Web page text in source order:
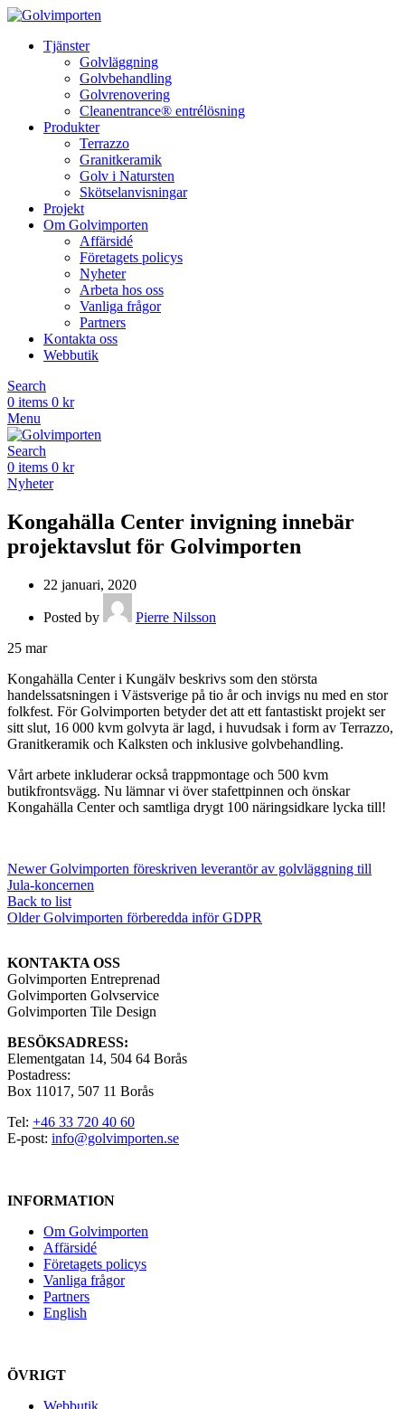
Tjänster
Golvläggning
Golvbehandling
Golvrenovering
Cleanentrance® entrélösning
Produkter
Terrazzo
Granitkeramik
Golv i Natursten
Skötselanvisningar
Projekt
Om Golvimporten
Affärsidé
Företagets policys
Nyheter
Arbeta hos oss
Vanliga frågor
Partners
Kontakta oss
Webbutik
Search
0 items 0 kr
Menu
Search
0 items 0 kr
Nyheter
Kongahälla Center invigning innebär
projektavslut för Golvimporten
22 januari, 2020
Posted by
Pierre Nilsson
25 mar
Kongahälla Center i Kungälv beskrivs som den största
handelssatsningen i Västsverige på tio år och invigs nu med en stor
folkfest. För Golvimporten betyder det att ett fantastiskt projekt ser
sitt slut, 16 000 kvm golvyta är lagd, i huvudsak i form av Terrazzo,
Granitkeramik och Kalksten och inklusive golvbehandling.
Vårt arbete inkluderar också trappmontage och 500 kvm
butikfrontsvägg. Nu lämnar vi över stafettpinnen och önskar
Kongahälla Center och samtliga drygt 100 näringsidkare lycka till!
Newer Golvimporten föreskriven leverantör av golvläggning till
Jula-koncernen
Back to list
Older Golvimporten förberedda inför GDPR
KONTAKTA OSS
Golvimporten Entreprenad
Golvimporten Golvservice
Golvimporten Tile Design
BESÖKSADRESS:
Elementgatan 14, 504 64 Borås
Postadress:
Box 11017, 507 11 Borås
Tel: +46 33 720 40 60
E-post: info@golvimporten.se
INFORMATION
Om Golvimporten
Affärsidé
Företagets policys
Vanliga frågor
Partners
English
ÖVRIGT
Webbutik